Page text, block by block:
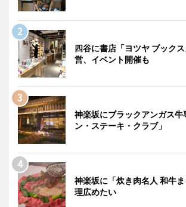
四谷に書店「ヨツヤ ブック
営、イベント開催も
神楽坂にブラックアンガス牛
ン・ステーキ・クラブ」
神楽坂に「炊き肉名人 和牛
理広めたい